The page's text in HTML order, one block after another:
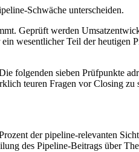
Schwäche unterscheiden.
Geprüft werden
wesentlicher Teil der heutigen
folgenden sieben Prüfpunkte
teuren Fragen vor Closing zu
der pipeline-relevanten
des Pipeline-Beitrags über